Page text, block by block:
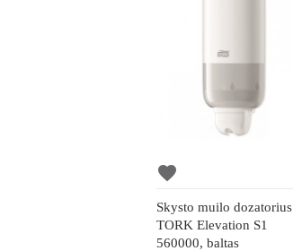
favorite
Skysto muilo dozatorius
TORK Elevation S1
560000, baltas